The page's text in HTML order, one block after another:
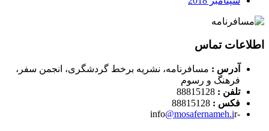
اطلاعات تماس
آدرس : مسافرنامه، نشریه برخط گردشگری، انجمن سفر،
فرهنگ و رسوم
تلفن :
فکس :
-info
@mosafernameh.ir